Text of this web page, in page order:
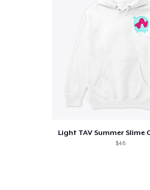
Light TAV Summer Slime
$48